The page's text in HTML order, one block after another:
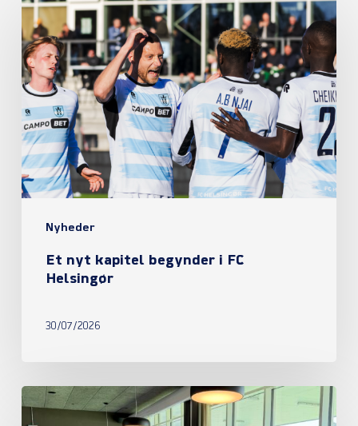
Nyheder
nyt
kapitel
begynder
FC
Helsingør
Et nyt kapitel begynder i FC
Helsingør
30/07/2026
Referat